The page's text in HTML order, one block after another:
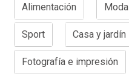
Alimentación Moda
Sport Casa y jardín
Fotografía e impresión